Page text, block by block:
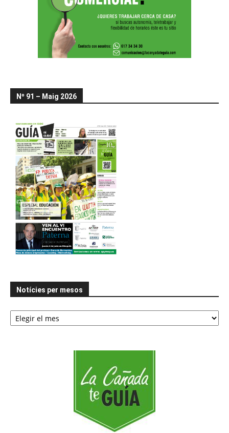
Nº 91 – Maig 2026
Notícies per mesos
Notícies
per